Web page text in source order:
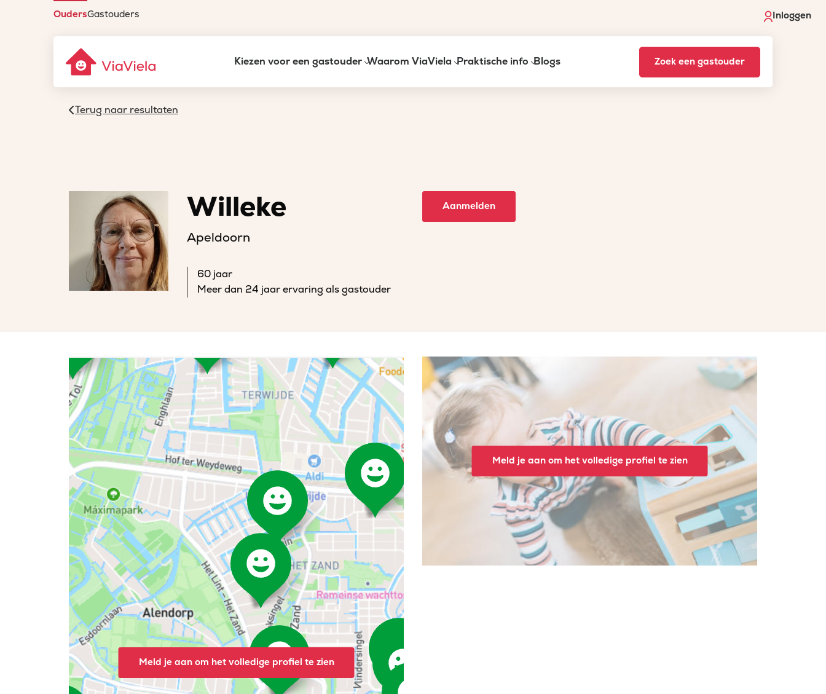
OudersGastouders Inloggen
Kiezen voor een gastouder Waarom ViaViela Praktische info Blogs Zoek een gastouder
Terug naar resultaten
Willeke
Apeldoorn
60 jaar
Meer dan 24 jaar ervaring als gastouder
Aanmelden
Meld je aan om het volledige profiel te zien
Meld je aan om het volledige profiel te zien